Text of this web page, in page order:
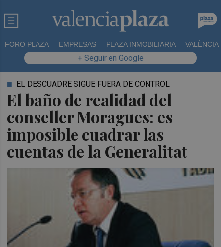
FORO PLAZA EMPRESAS PLAZA INMOBILIARIA VALÈNCIA
+ Seguir en Google
El baño de realidad del
conseller Moragues: es
imposible cuadrar las
cuentas de la Generalitat
EL DESCUADRE SIGUE FUERA DE CONTROL